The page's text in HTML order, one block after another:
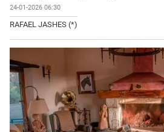
24-01-2026 06:30
RAFAEL JASHES (*)